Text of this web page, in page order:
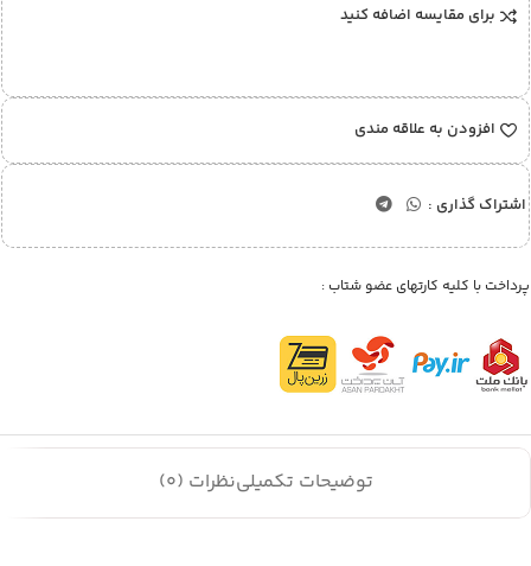
برای مقایسه اضافه کنید
افزودن به علاقه مندی
اشتراک گذاری :
پرداخت با کلیه کارتهای عضو شتاب :
توضیحات تکمیلینظرات (0)